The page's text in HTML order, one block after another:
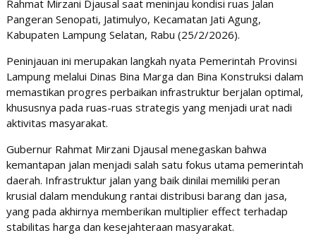
Rahmat Mirzani Djausal saat meninjau kondisi ruas Jalan
Pangeran Senopati, Jatimulyo, Kecamatan Jati Agung,
Kabupaten Lampung Selatan, Rabu (25/2/2026).
Peninjauan ini merupakan langkah nyata Pemerintah Provinsi
Lampung melalui Dinas Bina Marga dan Bina Konstruksi dalam
memastikan progres perbaikan infrastruktur berjalan optimal,
khususnya pada ruas-ruas strategis yang menjadi urat nadi
aktivitas masyarakat.
Gubernur Rahmat Mirzani Djausal menegaskan bahwa
kemantapan jalan menjadi salah satu fokus utama pemerintah
daerah. Infrastruktur jalan yang baik dinilai memiliki peran
krusial dalam mendukung rantai distribusi barang dan jasa,
yang pada akhirnya memberikan multiplier effect terhadap
stabilitas harga dan kesejahteraan masyarakat.